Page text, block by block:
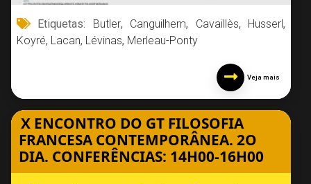
Etiquetas: Butler, Canguilhem, Cavaillès, Husserl,
Koyré, Lacan, Lévinas, Merleau-Ponty
Veja mais
X ENCONTRO DO GT FILOSOFIA
FRANCESA CONTEMPORÂNEA. 2O
DIA. CONFERÊNCIAS: 14H00-16H00